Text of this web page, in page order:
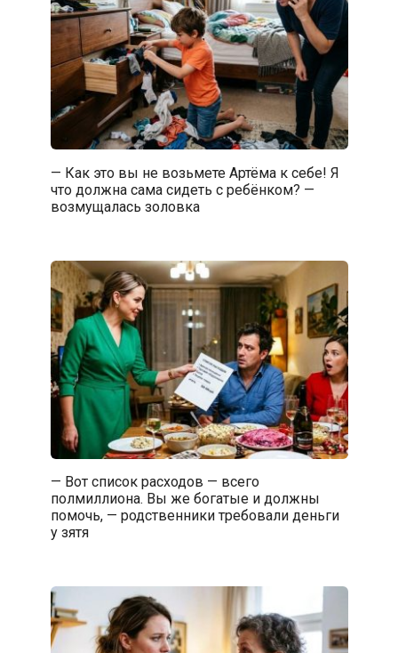
— Как это вы не возьмете Артёма к себе! Я
что должна сама сидеть с ребёнком? —
возмущалась золовка
— Вот список расходов — всего
полмиллиона. Вы же богатые и должны
помочь, — родственники требовали деньги
у зятя